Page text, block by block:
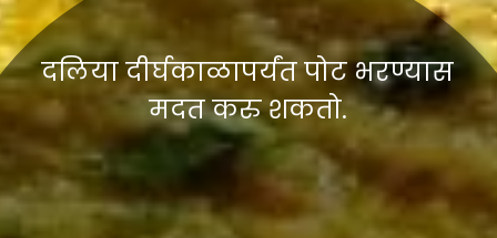
दलिया दीर्घकाळापर्यंत पोट भरण्यास